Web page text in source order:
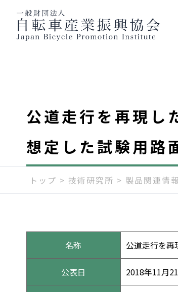
公道走行を再現し
想定した試験用路
トップ > 技術研究所 > 製品関連情報
名称 公道走行を再
公表日 2018年11月